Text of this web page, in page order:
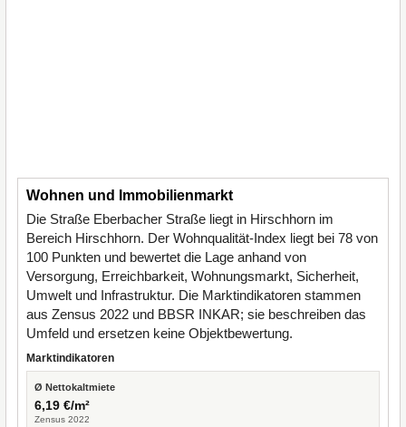
Wohnen und Immobilienmarkt
Die Straße Eberbacher Straße liegt in Hirschhorn im
Bereich Hirschhorn. Der Wohnqualität-Index liegt bei 78 von
100 Punkten und bewertet die Lage anhand von
Versorgung, Erreichbarkeit, Wohnungsmarkt, Sicherheit,
Umwelt und Infrastruktur. Die Marktindikatoren stammen
aus Zensus 2022 und BBSR INKAR; sie beschreiben das
Umfeld und ersetzen keine Objektbewertung.
Marktindikatoren
Ø Nettokaltmiete
6,19 €/m²
Zensus 2022